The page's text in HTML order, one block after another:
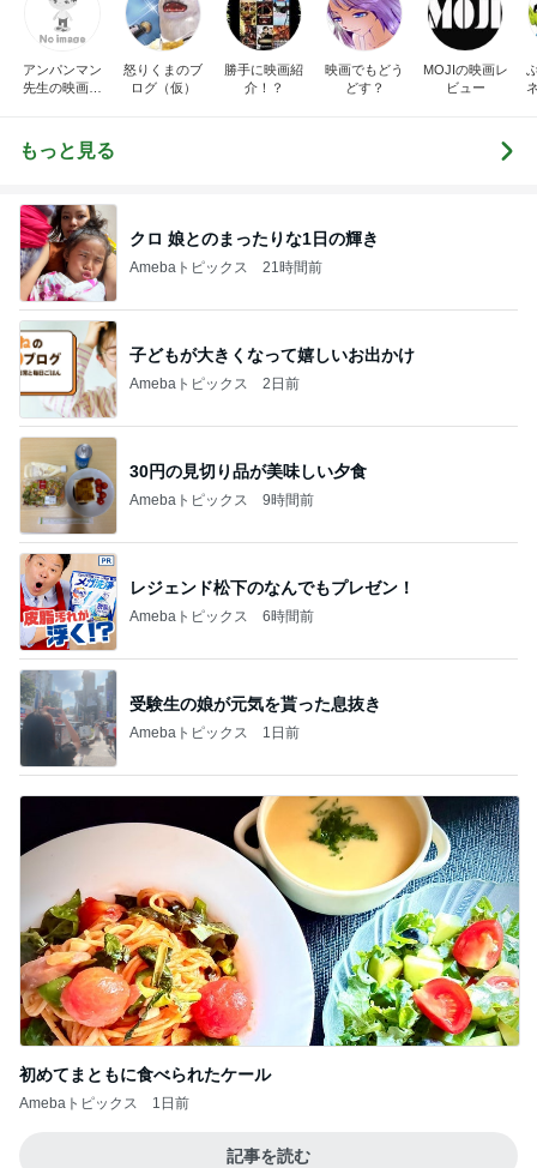
アンパンマン
先生の映画講
怒りくまのブ
ログ（仮）
勝手に映画紹
介！？
映画でもどう
どす？
MOJIの映画レ
ビュー
もっと見る
クロ 娘とのまったりな1日の輝き
Amebaトピックス 21時間前
子どもが大きくなって嬉しいお出かけ
Amebaトピックス 2日前
30円の見切り品が美味しい夕食
Amebaトピックス 9時間前
レジェンド松下のなんでもプレゼン！
Amebaトピックス 6時間前
受験生の娘が元気を貰った息抜き
Amebaトピックス 1日前
初めてまともに食べられたケール
Amebaトピックス 1日前
記事を読む